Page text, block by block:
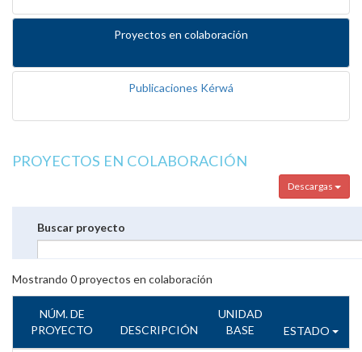
Proyectos en colaboración
Publicaciones Kérwá
PROYECTOS EN COLABORACIÓN
Descargas
Buscar proyecto
Mostrando 0proyectos en colaboración
NÚM. DE
PROYECTO
DESCRIPCIÓN
UNIDAD
BASE
ESTADO